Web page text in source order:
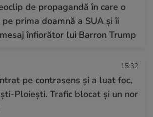
de propagandă în care o
prima doamnă a SUA și îi
înfiorător lui Barron Trump
15:32
pe contrasens și a luat foc,
Ploiești. Trafic blocat și un nor